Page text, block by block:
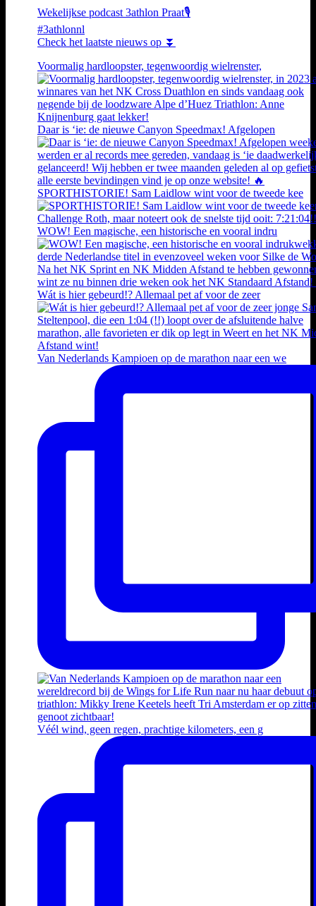
Wekelijkse podcast 3athlon Praat🎙️
#3athlonnl
Check het laatste nieuws op ⏬
Voormalig hardloopster, tegenwoordig wielrenster,
Daar is ‘ie: de nieuwe Canyon Speedmax! Afgelopen
SPORTHISTORIE! Sam Laidlow wint voor de tweede kee
WOW! Een magische, een historische en vooral indru
Wát is hier gebeurd!? Allemaal pet af voor de zeer
Van Nederlands Kampioen op de marathon naar een we
Véél wind, geen regen, prachtige kilometers, een g